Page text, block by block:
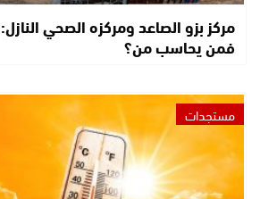
مركز بزو الصاعد ومركزه الصحي
فمن يحاسب من؟
مستجدات